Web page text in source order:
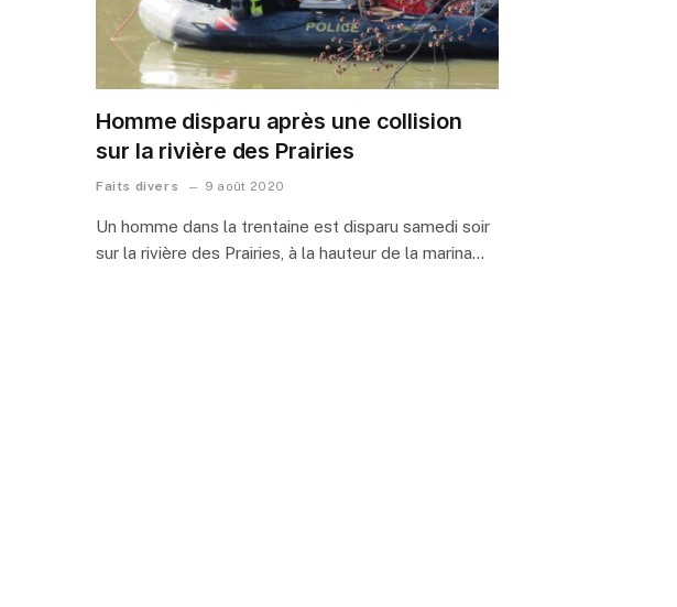
Homme disparu après une collision
sur la rivière des Prairies
Faits divers 9 août 2020
Un homme dans la trentaine est disparu samedi soir
sur la rivière des Prairies, à la hauteur de la marina…